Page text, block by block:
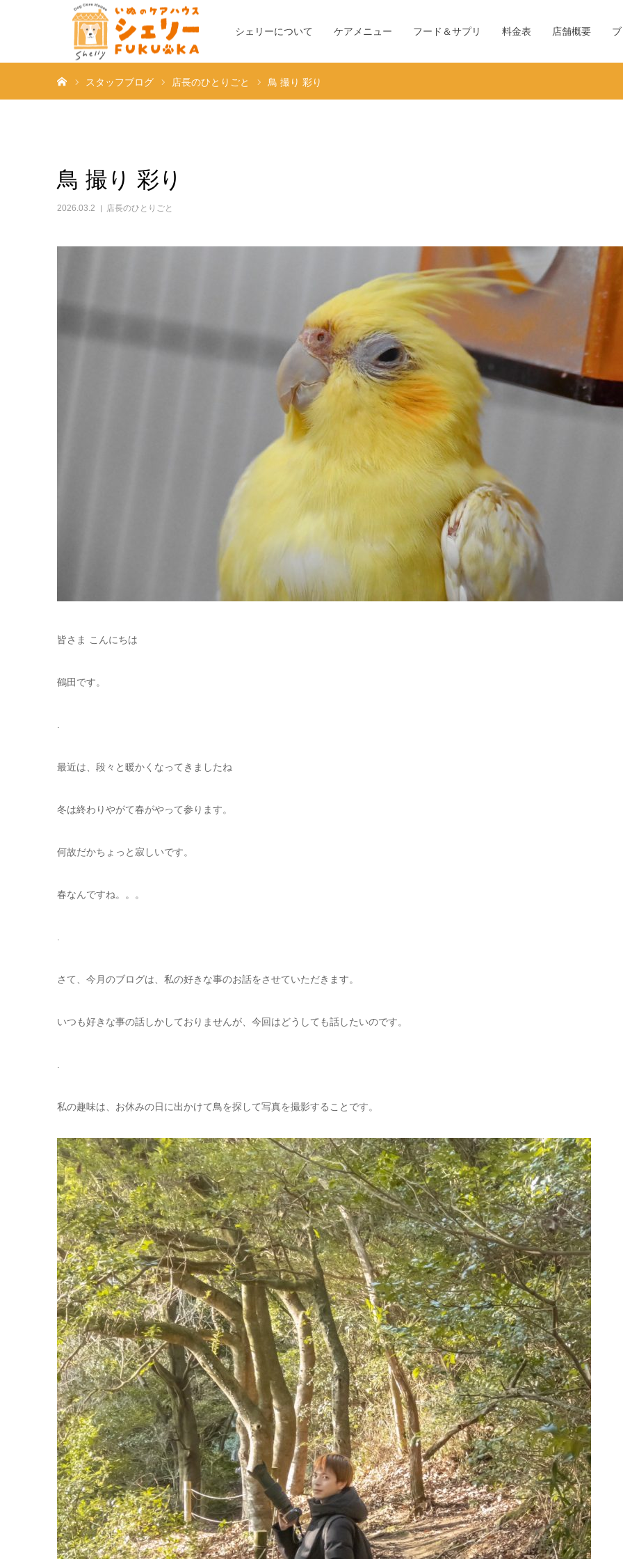
シェリーについて ケアメニュー フード＆サプリ 料金表 店舗概要
スタッフブログ 店長のひとりごと 鳥 撮り 彩り
鳥 撮り 彩り
2026.03.2 店長のひとりごと
皆さま こんにちは
鶴田です。
最近は、段々と暖かくなってきましたね
冬は終わりやがて春がやって参ります。
何故だかちょっと寂しいです。
春なんですね。。。
さて、今月のブログは、私の好きな事のお話をさせていただきます。
いつも好きな事の話しかしておりませんが、今回はどうしても話したいのです。
私の趣味は、お休みの日に出かけて鳥を探して写真を撮影することです。